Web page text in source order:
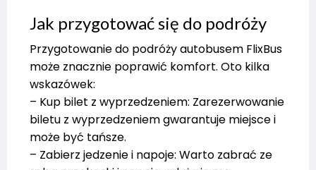
Jak przygotować się do podróży
Przygotowanie do podróży autobusem FlixBus
może znacznie poprawić komfort. Oto kilka
wskazówek:
– Kup bilet z wyprzedzeniem: Zarezerwowanie
biletu z wyprzedzeniem gwarantuje miejsce i
może być tańsze.
– Zabierz jedzenie i napoje: Warto zabrać ze